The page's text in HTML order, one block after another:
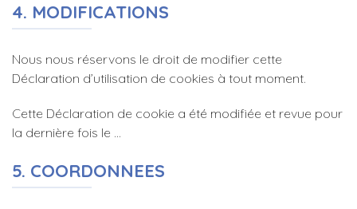
4. MODIFICATIONS
Nous nous réservons le droit de modifier cette
Déclaration d’utilisation de cookies à tout moment.
Cette Déclaration de cookie a été modifiée et revue pour
la dernière fois le …
5. COORDONNEES